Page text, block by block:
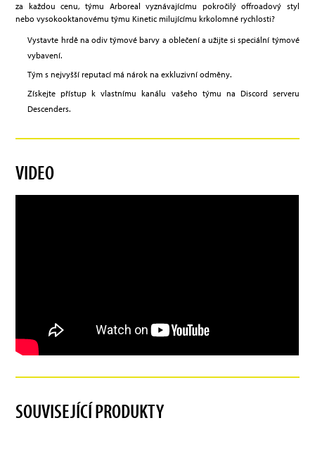
za každou cenu, týmu Arboreal vyznávajícímu pokročilý offroadový styl
nebo vysokooktanovému týmu Kinetic milujícímu krkolomné rychlosti?
Vystavte hrdě na odiv týmové barvy a oblečení a užijte si speciální týmové
vybavení.
Tým s nejvyšší reputací má nárok na exkluzivní odměny.
Získejte přístup k vlastnímu kanálu vašeho týmu na Discord serveru
Descenders.
VIDEO
SOUVISEJÍCÍ PRODUKTY